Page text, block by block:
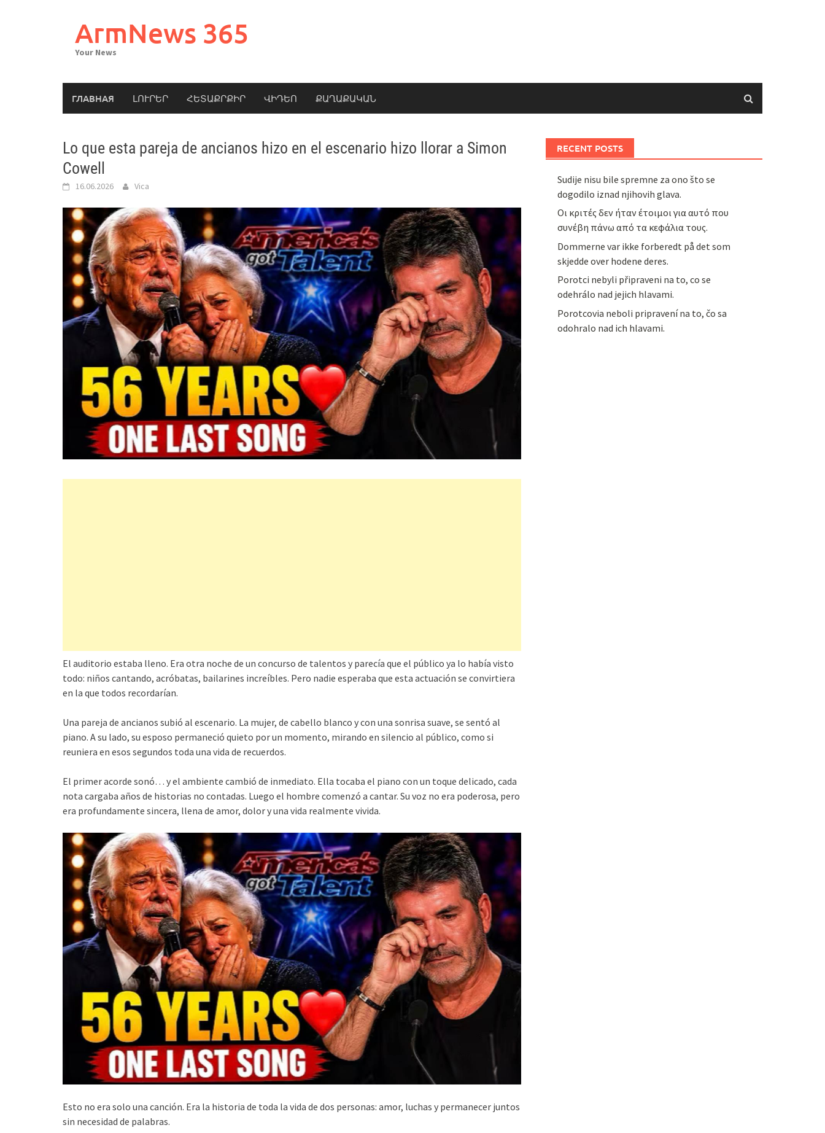
ArmNews 365
Your News
ГЛАВНАЯ ԼՈՒՐԵՐ ՀԵՏԱՔՐՔԻՐ ՎԻԴԵՈ ՔԱՂԱՔԱԿԱՆ
Lo que esta pareja de ancianos hizo en el escenario hizo llorar a Simon
Cowell
16.06.2026 Vica
El auditorio estaba lleno. Era otra noche de un concurso de talentos y parecía que el público ya lo había visto
todo: niños cantando, acróbatas, bailarines increíbles. Pero nadie esperaba que esta actuación se convirtiera
en la que todos recordarían.
Una pareja de ancianos subió al escenario. La mujer, de cabello blanco y con una sonrisa suave, se sentó al
piano. A su lado, su esposo permaneció quieto por un momento, mirando en silencio al público, como si
reuniera en esos segundos toda una vida de recuerdos.
El primer acorde sonó… y el ambiente cambió de inmediato. Ella tocaba el piano con un toque delicado, cada
nota cargaba años de historias no contadas. Luego el hombre comenzó a cantar. Su voz no era poderosa, pero
era profundamente sincera, llena de amor, dolor y una vida realmente vivida.
Esto no era solo una canción. Era la historia de toda la vida de dos personas: amor, luchas y permanecer juntos
sin necesidad de palabras.
RECENT POSTS
Sudije nisu bile spremne za ono što se
dogodilo iznad njihovih glava.
Οι κριτές δεν ήταν έτοιμοι για αυτό που
συνέβη πάνω από τα κεφάλια τους.
Dommerne var ikke forberedt på det som
skjedde over hodene deres.
Porotci nebyli připraveni na to, co se
odehrálo nad jejich hlavami.
Porotcovia neboli pripravení na to, čo sa
odohralo nad ich hlavami.